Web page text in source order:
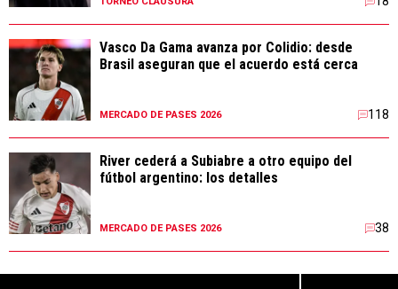
Vasco Da Gama avanza por Colidio: desde
Brasil aseguran que el acuerdo está cerca
MERCADO DE PASES 2026 118
River cederá a Subiabre a otro equipo del
fútbol argentino: los detalles
MERCADO DE PASES 2026 38